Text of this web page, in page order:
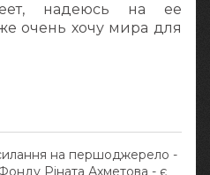
надеюсь на ее
очень хочу мира для
на першоджерело -
Ріната Ахметова - є